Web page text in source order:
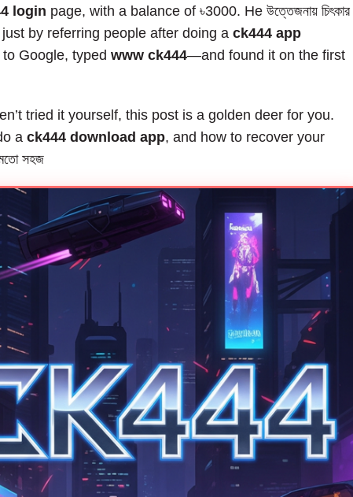
login page, with a balance of ৳3000. He উত্তেজনায় চিৎকার
just by referring people after doing a ck444 app
Google, typed www ck444—and found it on the first
tried it yourself, this post is a golden deer for you.
a ck444 download app, and how to recover your
সহজ